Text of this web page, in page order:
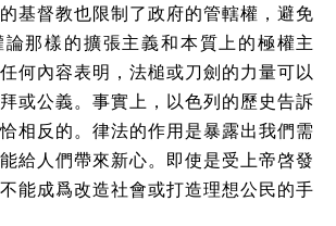
基督教也限制了政府的管轄權，避免
那樣的擴張主義和本質上的極權主
何內容表明，法槌或刀劍的力量可以
或公義。事實上，以色列的歷史告訴
相反的。律法的作用是暴露出我們需
給人們帶來新心。即使是受上帝啓發
能成爲改造社會或打造理想公民的手